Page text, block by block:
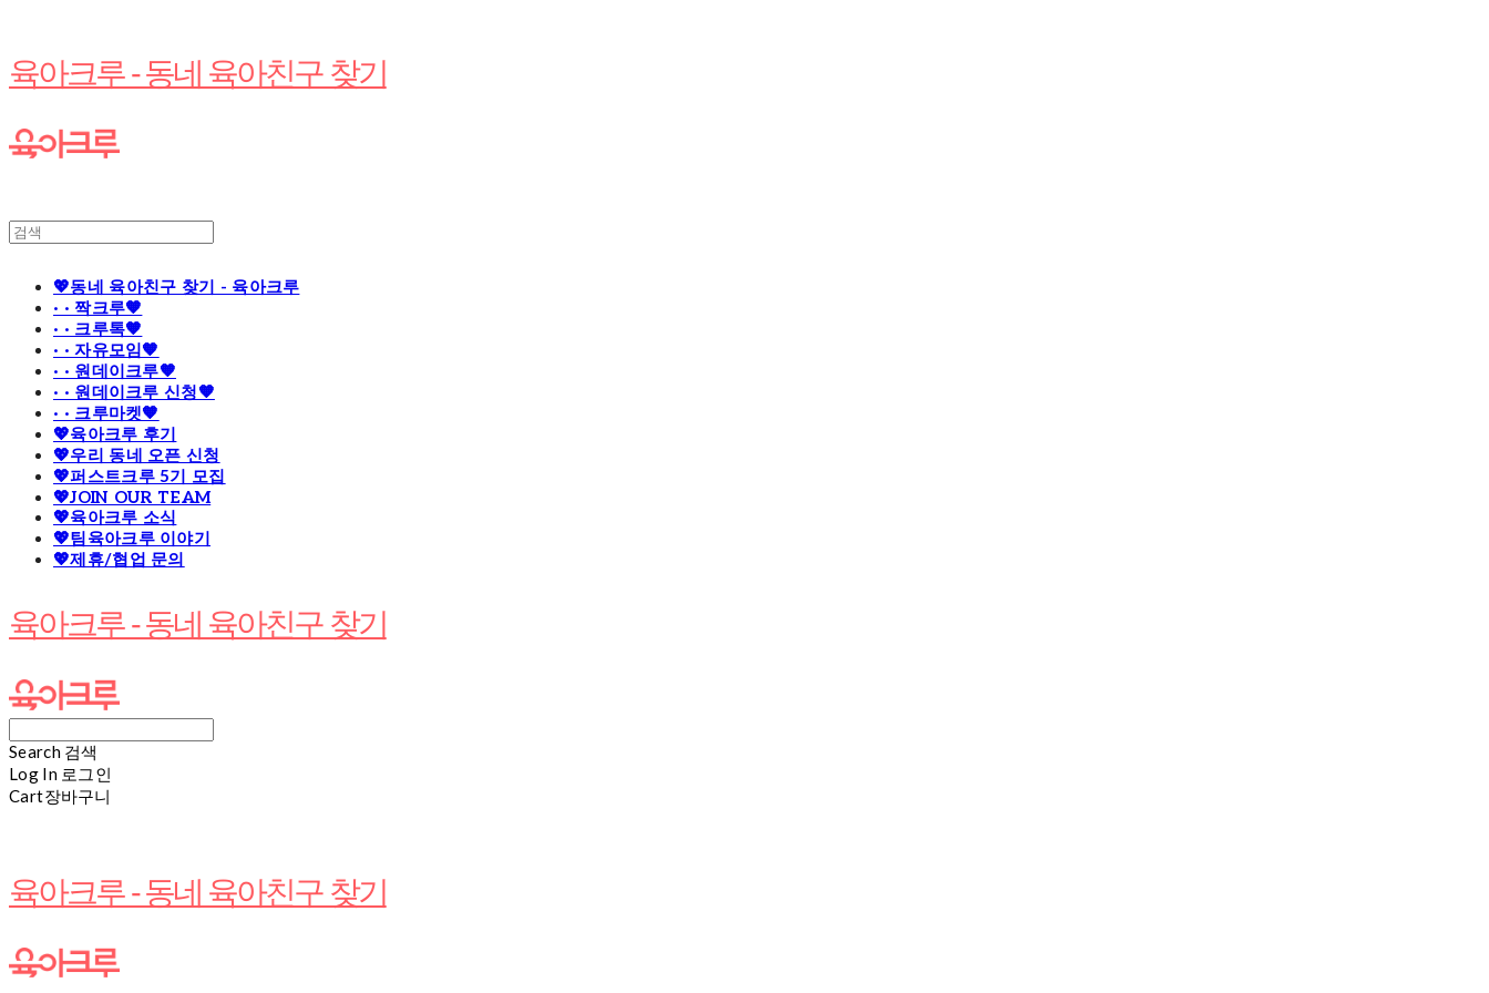
육아크루 - 동네 육아친구 찾기
💖동네 육아친구 찾기 - 육아크루
· · 짝크루🧡
· · 크루톡🧡
· · 자유모임🧡
· · 원데이크루🧡
· · 원데이크루 신청🧡
· · 크루마켓🧡
💖육아크루 후기
💖우리 동네 오픈 신청
💖퍼스트크루 5기 모집
💖JOIN OUR TEAM
💖육아크루 소식
💖팀육아크루 이야기
💖제휴/협업 문의
육아크루 - 동네 육아친구 찾기
Search 검색
Log In 로그인
Cart장바구니
육아크루 - 동네 육아친구 찾기